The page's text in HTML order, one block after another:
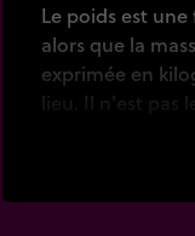
Le poids est
alors que la
exprimée en
lieu. Il n'est pas